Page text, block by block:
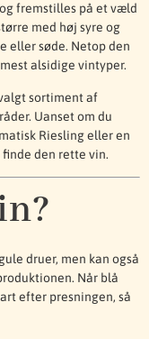
fremstilles på et væld
med høj syre og
eller søde. Netop den
alsidige vintyper.
sortiment af
Uanset om du
Riesling eller en
den rette vin.
druer, men kan også
Når blå
efter presningen, så